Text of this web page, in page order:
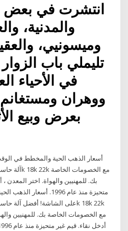
انتشرت في بعض
والمدنية،
وميسونيي،
تليملي باب
في الأحياء
ووهران
بعرض وبيع
أسعار الذهب الحية والمخطط في
بك. للمهنيين والهواة. اختر المعدن
متحيزة منذ عام 1996.
مع الخصومات الخاصة بك. للمهنيين